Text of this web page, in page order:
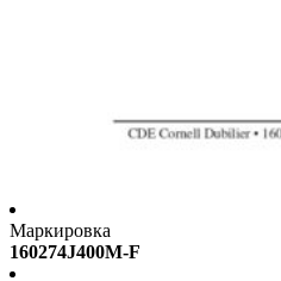
Маркировка
160274J400M-F